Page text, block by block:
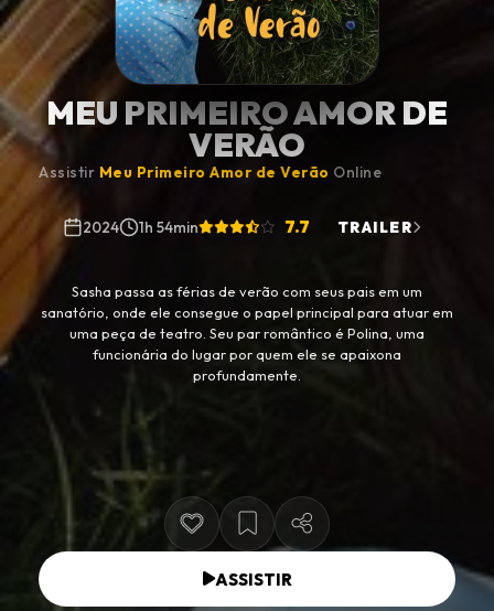
MEU PRIMEIRO AMOR DE
VERÃO
Assistir Meu Primeiro Amor de Verão Online
2024 1h 54min 7.7 TRAILER
Sasha passa as férias de verão com seus pais em um
sanatório, onde ele consegue o papel principal para atuar em
uma peça de teatro. Seu par romântico é Polina, uma
funcionária do lugar por quem ele se apaixona
profundamente.
ASSISTIR